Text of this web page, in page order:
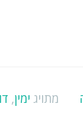
מתויג ימין,